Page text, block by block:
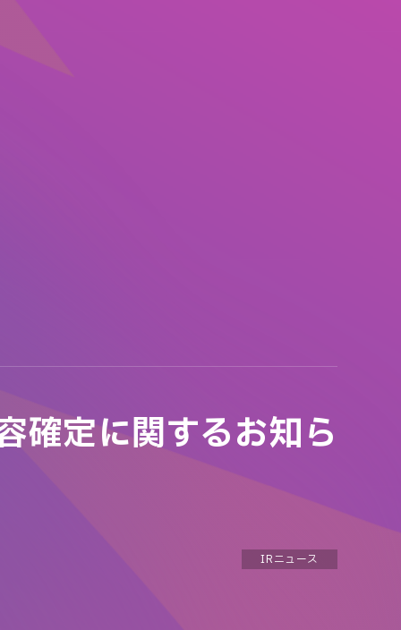
確定に関するお知ら
IRニュース